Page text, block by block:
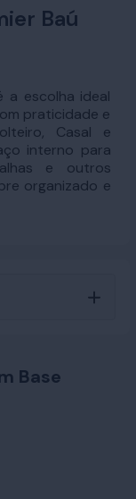
Baú
a escolha ideal
praticidade e
Casal e
interno para
e outros
organizado e
Base